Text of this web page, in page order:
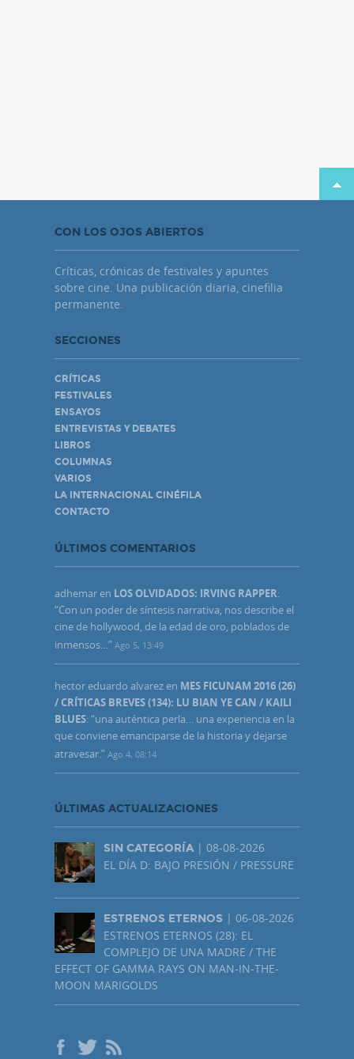
CON LOS OJOS ABIERTOS
Críticas, crónicas de festivales y apuntes
sobre cine. Una publicación diaria, cinefilia
permanente.
SECCIONES
CRÍTICAS
FESTIVALES
ENSAYOS
ENTREVISTAS Y DEBATES
LIBROS
COLUMNAS
VARIOS
LA INTERNACIONAL CINÉFILA
CONTACTO
ÚLTIMOS COMENTARIOS
adhemar en LOS OLVIDADOS: IRVING RAPPER:
“Con un poder de síntesis narrativa, nos describe el
cine de hollywood, de la edad de oro, poblados de
inmensos…” Ago 5, 13:49
hector eduardo alvarez en MES FICUNAM 2016 (26)
/ CRÍTICAS BREVES (134): LU BIAN YE CAN / KAILI
BLUES: “una auténtica perla… una experiencia en la
que conviene emanciparse de la historia y dejarse
atravesar.” Ago 4, 08:14
ÚLTIMAS ACTUALIZACIONES
SIN CATEGORÍA | 08-08-2026
EL DÍA D: BAJO PRESIÓN / PRESSURE
ESTRENOS ETERNOS | 06-08-2026
ESTRENOS ETERNOS (28): EL
COMPLEJO DE UNA MADRE / THE
EFFECT OF GAMMA RAYS ON MAN-IN-THE-
MOON MARIGOLDS